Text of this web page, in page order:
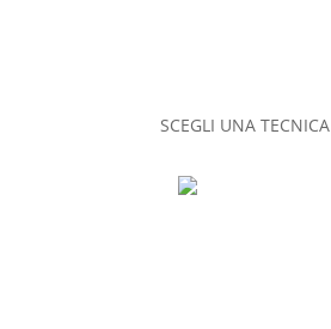
SCEGLI UNA TECNICA